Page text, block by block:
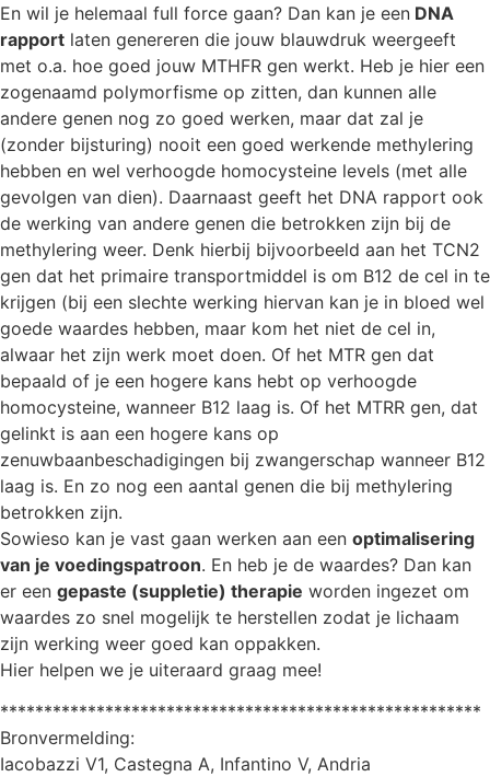
En wil je helemaal full force gaan? Dan kan je een DNA
rapport laten genereren die jouw blauwdruk weergeeft
met o.a. hoe goed jouw MTHFR gen werkt. Heb je hier een
zogenaamd polymorfisme op zitten, dan kunnen alle
andere genen nog zo goed werken, maar dat zal je
(zonder bijsturing) nooit een goed werkende methylering
hebben en wel verhoogde homocysteine levels (met alle
gevolgen van dien). Daarnaast geeft het DNA rapport ook
de werking van andere genen die betrokken zijn bij de
methylering weer. Denk hierbij bijvoorbeeld aan het TCN2
gen dat het primaire transportmiddel is om B12 de cel in te
krijgen (bij een slechte werking hiervan kan je in bloed wel
goede waardes hebben, maar kom het niet de cel in,
alwaar het zijn werk moet doen. Of het MTR gen dat
bepaald of je een hogere kans hebt op verhoogde
homocysteine, wanneer B12 laag is. Of het MTRR gen, dat
gelinkt is aan een hogere kans op
zenuwbaanbeschadigingen bij zwangerschap wanneer B12
laag is. En zo nog een aantal genen die bij methylering
betrokken zijn.
Sowieso kan je vast gaan werken aan een optimalisering
van je voedingspatroon. En heb je de waardes? Dan kan
er een gepaste (suppletie) therapie worden ingezet om
waardes zo snel mogelijk te herstellen zodat je lichaam
zijn werking weer goed kan oppakken.
Hier helpen we je uiteraard graag mee!
*******************************************************
Bronvermelding:
Iacobazzi V1, Castegna A, Infantino V, Andria